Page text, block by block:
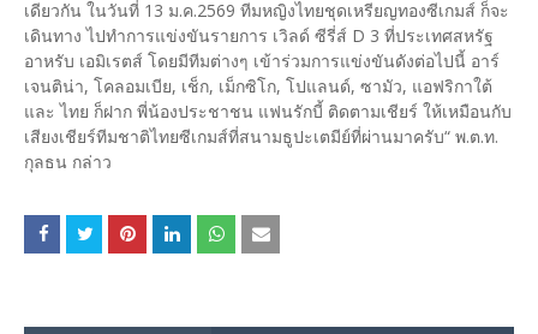
เดียวกัน ในวันที่ 13 ม.ค.2569 ทีมหญิงไทยชุดเหรียญทองซีเกมส์ ก็จะ
เดินทาง ไปทำการแข่งขันรายการ เวิลด์ ซีรี่ส์ D 3 ที่ประเทศสหรัฐ
อาหรับ เอมิเรตส์ โดยมีทีมต่างๆ เข้าร่วมการแข่งขันดังต่อไปนี้ อาร์
เจนติน่า, โคลอมเบีย, เช็ก, เม็กซิโก, โปแลนด์, ซามัว, แอฟริกาใต้
และ ไทย ก็ฝาก พี่น้องประชาชน แฟนรักบี้ ติดตามเชียร์ ให้เหมือนกับ
เสียงเชียร์ทีมชาติไทยซีเกมส์ที่สนามธูปะเตมีย์ที่ผ่านมาครับ“ พ.ต.ท.
กุลธน กล่าว